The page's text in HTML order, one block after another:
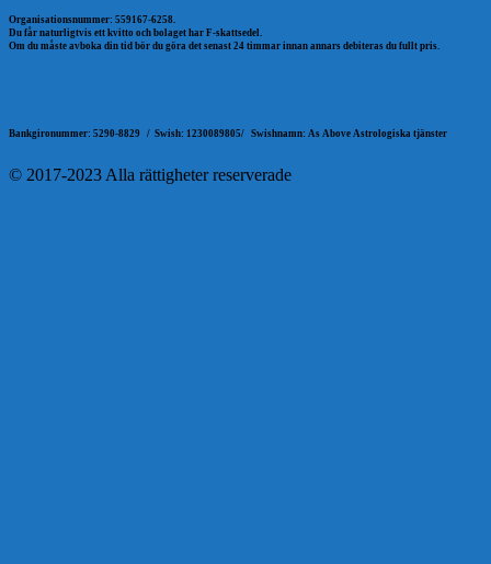
Organisationsnummer: 559167-6258.
Du får naturligtvis ett kvitto och bolaget har F-skattsedel.
Om du måste avboka din tid bör du göra det senast 24 timmar innan annars debiteras du fullt pris.
Bankgironummer: 5290-8829 / Swish: 1230089805/ Swishnamn: As Above Astrologiska tjänster
© 2017-2023 Alla rättigheter reserverade